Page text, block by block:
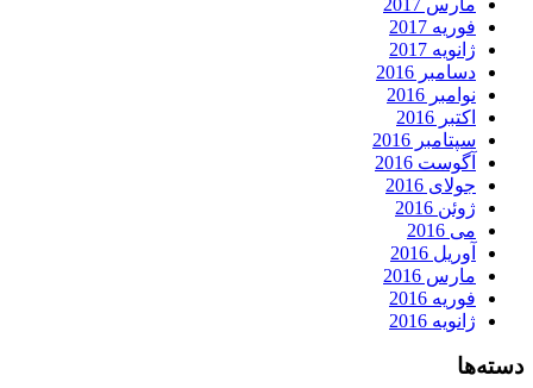
فوریه 2017
ژانویه 2017
دسامبر 2016
نوامبر 2016
اکتبر 2016
سپتامبر 2016
آگوست 2016
جولای 2016
ژوئن 2016
می 2016
آوریل 2016
مارس 2016
فوریه 2016
ژانویه 2016
دسته‌ها